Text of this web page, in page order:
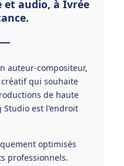
et audio, à Ivrée
auteur-compositeur,
qui souhaite
de haute
Studio est l'endroit
optimisés
professionnels.